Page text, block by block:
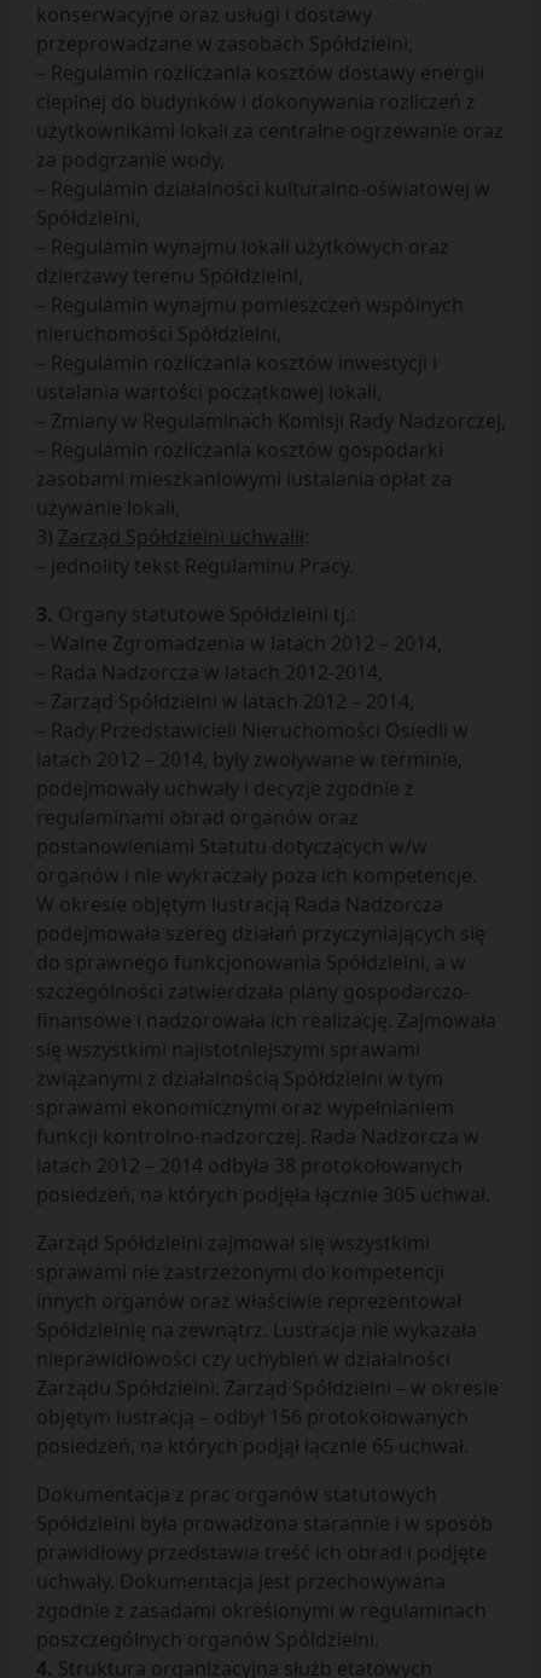
konserwacyjne oraz usługi i dostawy
przeprowadzane w zasobach Spółdzielni,
– Regulamin rozliczania kosztów dostawy energii
cieplnej do budynków i dokonywania rozliczeń z
użytkownikami lokali za centralne ogrzewanie oraz
za podgrzanie wody,
– Regulamin działalności kulturalno-oświatowej w
Spółdzielni,
– Regulamin wynajmu lokali użytkowych oraz
dzierżawy terenu Spółdzielni,
– Regulamin wynajmu pomieszczeń wspólnych
nieruchomości Spółdzielni,
– Regulamin rozliczania kosztów inwestycji i
ustalania wartości początkowej lokali,
– Zmiany w Regulaminach Komisji Rady Nadzorczej,
– Regulamin rozliczania kosztów gospodarki
zasobami mieszkaniowymi iustalania opłat za
używanie lokali,
3) Zarząd Spółdzielni uchwalił:
– jednolity tekst Regulaminu Pracy.
3. Organy statutowe Spółdzielni tj.:
– Walne Zgromadzenia w latach 2012 – 2014,
– Rada Nadzorcza w latach 2012-2014,
– Zarząd Spółdzielni w latach 2012 – 2014,
– Rady Przedstawicieli Nieruchomości Osiedli w
latach 2012 – 2014, były zwoływane w terminie,
podejmowały uchwały i decyzje zgodnie z
regulaminami obrad organów oraz
postanowieniami Statutu dotyczących w/w
organów i nie wykraczały poza ich kompetencje.
W okresie objętym lustracją Rada Nadzorcza
podejmowała szereg działań przyczyniających się
do sprawnego funkcjonowania Spółdzielni, a w
szczególności zatwierdzała plany gospodarczo-
finansowe i nadzorowała ich realizację. Zajmowała
się wszystkimi najistotniejszymi sprawami
związanymi z działalnością Spółdzielni w tym
sprawami ekonomicznymi oraz wypełnianiem
funkcji kontrolno-nadzorczej. Rada Nadzorcza w
latach 2012 – 2014 odbyła 38 protokołowanych
posiedzeń, na których podjęła łącznie 305 uchwał.
Zarząd Spółdzielni zajmował się wszystkimi
sprawami nie zastrzeżonymi do kompetencji
innych organów oraz właściwie reprezentował
Spółdzielnię na zewnątrz. Lustracja nie wykazała
nieprawidłowości czy uchybień w działalności
Zarządu Spółdzielni. Zarząd Spółdzielni – w okresie
objętym lustracją – odbył 156 protokołowanych
posiedzeń, na których podjął łącznie 65 uchwał.
Dokumentacja z prac organów statutowych
Spółdzielni była prowadzona starannie i w sposób
prawidłowy przedstawia treść ich obrad i podjęte
uchwały. Dokumentacja jest przechowywana
zgodnie z zasadami określonymi w regulaminach
poszczególnych organów Spółdzielni.
4. Struktura organizacyjna służb etatowych